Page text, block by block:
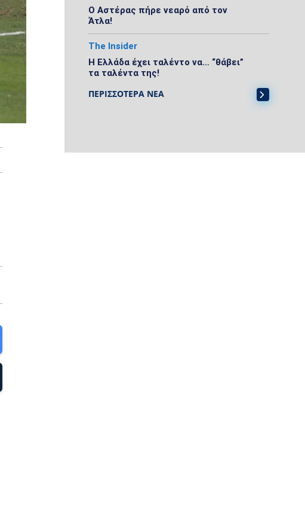
Ο Αστέρας πήρε νεαρό από τον
Άτλα!
The Insider
Η Ελλάδα έχει ταλέντο να… “θάβει”
τα ταλέντα της!
ΠΕΡΙΣΣΟΤΕΡΑ ΝΕΑ